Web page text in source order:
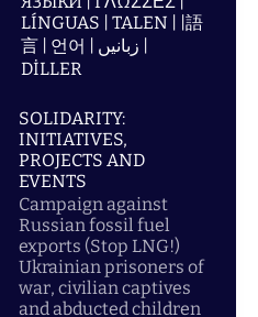
LÍNGUAS | TALEN | |語
言 | 언어 | زبانیں |
DİLLER
SOLIDARITY:
INITIATIVES,
PROJECTS AND
EVENTS
Campaign against
Russian fossil fuel
exports (Stop LNG!)
Ukrainian prisoners of
war, civilian captives
and abducted children